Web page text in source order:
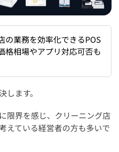
の業務を効率化できるPOS
格相場やアプリ対応可否も
ます。
限界を感じ、クリーニング店
えている経営者の方も多いで